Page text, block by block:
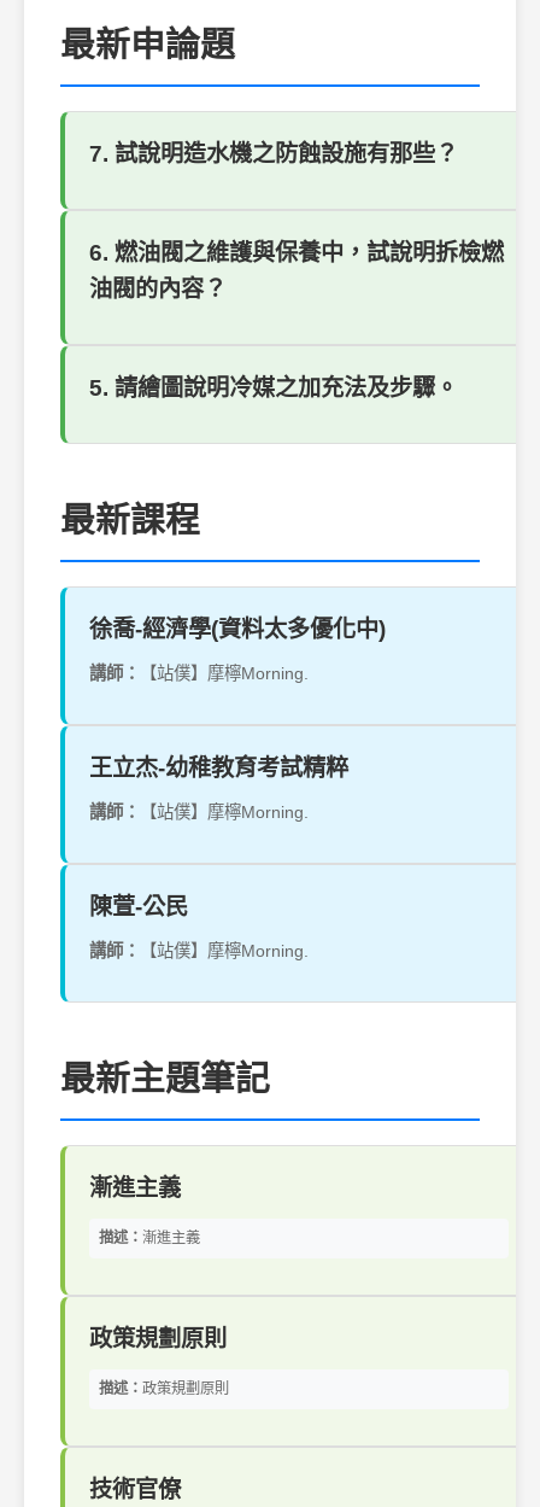
最新申論題
7. 試說明造水機之防蝕設施有那些？
6. 燃油閥之維護與保養中，試說明拆檢燃
油閥的內容？
5. 請繪圖說明冷媒之加充法及步驟。
最新課程
徐喬-經濟學(資料太多優化中)
講師： 【站僕】摩檸Morning.
王立杰-幼稚教育考試精粹
講師： 【站僕】摩檸Morning.
陳萱-公民
講師： 【站僕】摩檸Morning.
最新主題筆記
漸進主義
描述： 漸進主義
政策規劃原則
描述： 政策規劃原則
技術官僚